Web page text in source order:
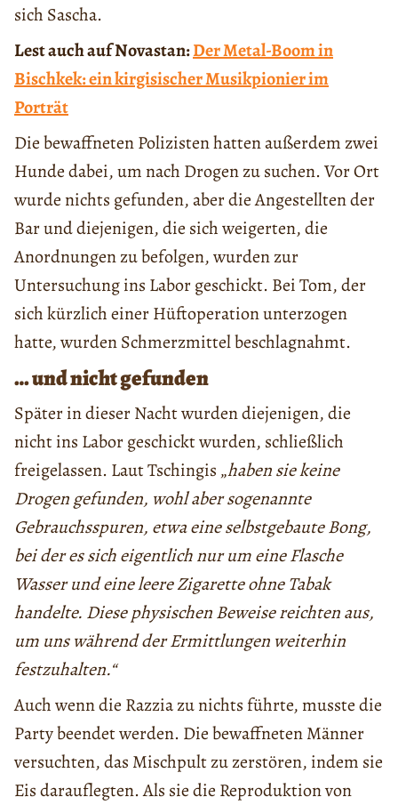
sich Sascha.
Lest auch auf Novastan:Der Metal-Boom in
Bischkek: ein kirgisischer Musikpionier im
Porträt
Die bewaffneten Polizisten hatten außerdem zwei
Hunde dabei, um nach Drogen zu suchen. Vor Ort
wurde nichts gefunden, aber die Angestellten der
Bar und diejenigen, die sich weigerten, die
Anordnungen zu befolgen, wurden zur
Untersuchung ins Labor geschickt. Bei Tom, der
sich kürzlich einer Hüftoperation unterzogen
hatte, wurden Schmerzmittel beschlagnahmt.
… und nicht gefunden
Später in dieser Nacht wurden diejenigen, die
nicht ins Labor geschickt wurden, schließlich
freigelassen. Laut Tschingis „haben sie keine
Drogen gefunden, wohl aber sogenannte
Gebrauchsspuren, etwa eine selbstgebaute Bong,
bei der es sich eigentlich nur um eine Flasche
Wasser und eine leere Zigarette ohne Tabak
handelte. Diese physischen Beweise reichten aus,
um uns während der Ermittlungen weiterhin
festzuhalten.“
Auch wenn die Razzia zu nichts führte, musste die
Party beendet werden. Die bewaffneten Männer
versuchten, das Mischpult zu zerstören, indem sie
Eis darauflegten. Als sie die Reproduktion von